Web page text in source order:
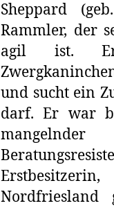
Sheppard
Rammler, der
agil ist.
und sucht ein
darf. Er war
Nordfriesland